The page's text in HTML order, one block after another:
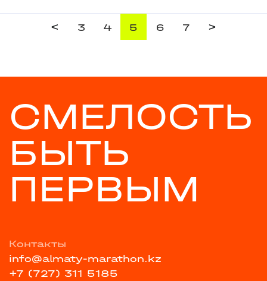
< 3 4 5 6 7 >
СМЕЛОСТЬ
БЫТЬ
ПЕРВЫМ
Контакты
info@almaty-marathon.kz
+7 (727) 311 5185